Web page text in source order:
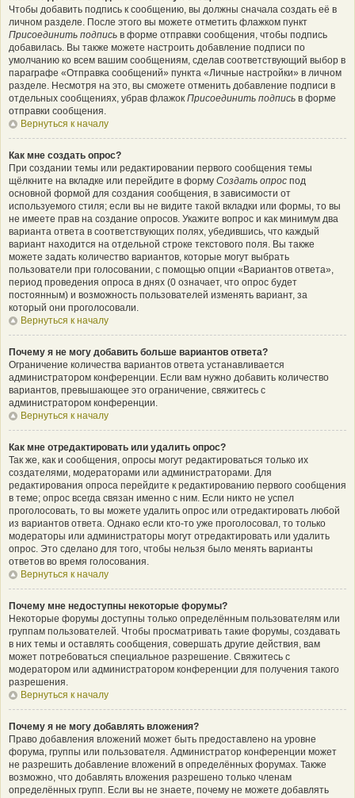
Чтобы добавить подпись к сообщению, вы должны сначала создать её в
личном разделе. После этого вы можете отметить флажком пункт
Присоединить подпись в форме отправки сообщения, чтобы подпись
добавилась. Вы также можете настроить добавление подписи по
умолчанию ко всем вашим сообщениям, сделав соответствующий выбор в
параграфе «Отправка сообщений» пункта «Личные настройки» в личном
разделе. Несмотря на это, вы сможете отменить добавление подписи в
отдельных сообщениях, убрав флажок Присоединить подпись в форме
отправки сообщения.
Вернуться к началу
Как мне создать опрос?
При создании темы или редактировании первого сообщения темы
щёлкните на вкладке или перейдите в форму Создать опрос под
основной формой для создания сообщения, в зависимости от
используемого стиля; если вы не видите такой вкладки или формы, то вы
не имеете прав на создание опросов. Укажите вопрос и как минимум два
варианта ответа в соответствующих полях, убедившись, что каждый
вариант находится на отдельной строке текстового поля. Вы также
можете задать количество вариантов, которые могут выбрать
пользователи при голосовании, с помощью опции «Вариантов ответа»,
период проведения опроса в днях (0 означает, что опрос будет
постоянным) и возможность пользователей изменять вариант, за
который они проголосовали.
Вернуться к началу
Почему я не могу добавить больше вариантов ответа?
Ограничение количества вариантов ответа устанавливается
администратором конференции. Если вам нужно добавить количество
вариантов, превышающее это ограничение, свяжитесь с
администратором конференции.
Вернуться к началу
Как мне отредактировать или удалить опрос?
Так же, как и сообщения, опросы могут редактироваться только их
создателями, модераторами или администраторами. Для
редактирования опроса перейдите к редактированию первого сообщения
в теме; опрос всегда связан именно с ним. Если никто не успел
проголосовать, то вы можете удалить опрос или отредактировать любой
из вариантов ответа. Однако если кто-то уже проголосовал, то только
модераторы или администраторы могут отредактировать или удалить
опрос. Это сделано для того, чтобы нельзя было менять варианты
ответов во время голосования.
Вернуться к началу
Почему мне недоступны некоторые форумы?
Некоторые форумы доступны только определённым пользователям или
группам пользователей. Чтобы просматривать такие форумы, создавать
в них темы и оставлять сообщения, совершать другие действия, вам
может потребоваться специальное разрешение. Свяжитесь с
модератором или администратором конференции для получения такого
разрешения.
Вернуться к началу
Почему я не могу добавлять вложения?
Право добавления вложений может быть предоставлено на уровне
форума, группы или пользователя. Администратор конференции может
не разрешить добавление вложений в определённых форумах. Также
возможно, что добавлять вложения разрешено только членам
определённых групп. Если вы не знаете, почему не можете добавлять